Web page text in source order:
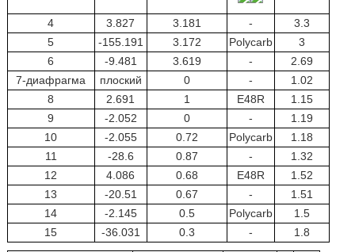
4 3.827 3.181 -
3.3
5
-155.191 3.172 Polycarb
3
6
-9.481 3.619 -
2.69
7-диафрагма
плоский 0 -
1.02
8
2.691 1 E48R
1.15
9
-2.052 0 -
1.19
10
-2.055 0.72 Polycarb
1.18
11
-28.6 0.87 -
1.32
12
4.086 0.68 E48R
1.52
13
-20.51 0.67 -
1.51
14
-2.145 0.5 Polycarb
1.5
15
-36.031 0.3 - 1.8